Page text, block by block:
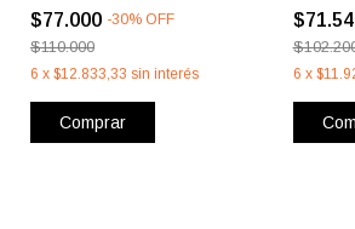
$77.000 -30% OFF
$110.000
6 x $12.833,33 sin interés
Comprar
6 x